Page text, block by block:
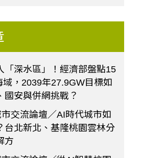
「深水區」！經濟部盤點15
域，2039年27.9GW目標如
國安與併網挑戰？
交流論壇／AI時代城市如
台北新北、基隆桃園雲林分
方